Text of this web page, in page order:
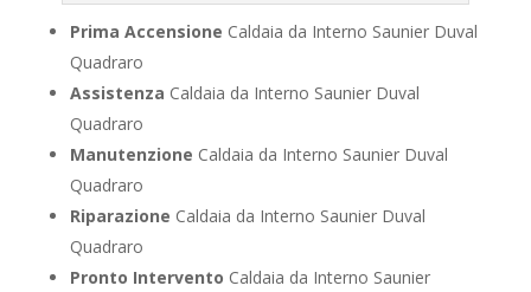
Prima Accensione Caldaia da Interno Saunier Duval
Quadraro
Assistenza Caldaia da Interno Saunier Duval
Quadraro
Manutenzione Caldaia da Interno Saunier Duval
Quadraro
Riparazione Caldaia da Interno Saunier Duval
Quadraro
Pronto Intervento Caldaia da Interno Saunier